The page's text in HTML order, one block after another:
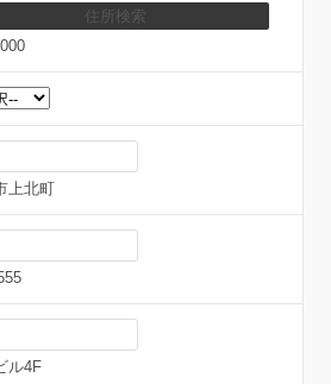
上北町
ル4F